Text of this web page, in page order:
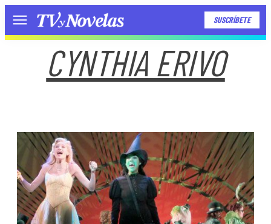
Menú SUSCRÍBETE
CYNTHIA ERIVO